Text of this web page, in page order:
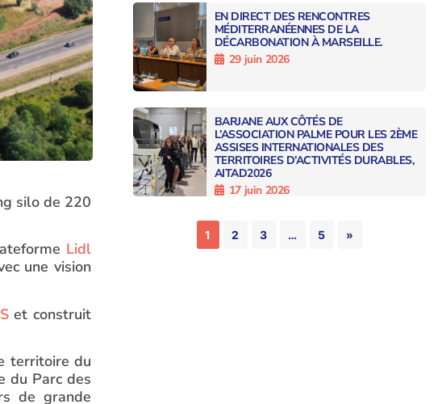
silo de 220
Lidl
une vision
et construit
territoire du
du Parc des
de grande
EN DIRECT DES RENCONTRES
MÉDITERRANÉENNES DE LA
DÉCARBONATION À MARSEILLE.
29 juin 2026
BARJANE AUX CÔTÉS DE
L’ASSOCIATION PALME POUR LES 2ÈME
ASSISES INTERNATIONALES DES
TERRITOIRES D’ACTIVITÉS DURABLES,
AITAD2026
17 juin 2026
1 2 3 … 5 »